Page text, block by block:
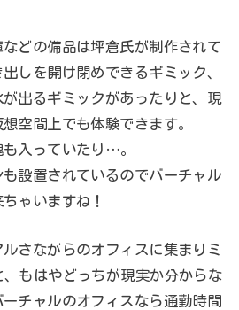
どの備品は坪倉氏が制作されて
しを開け閉めできるギミック、
出るギミックがあったりと、現
空間上でも体験できます。
入っていたり…。
設置されているのでバーチャル
ゃいますね！
さながらのオフィスに集まりミ
もはやどっちが現実か分からな
チャルのオフィスなら通勤時間